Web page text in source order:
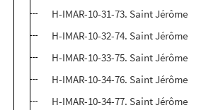
H-IMAR-10-31-73. Saint Jérôme
H-IMAR-10-32-74. Saint Jérôme
H-IMAR-10-33-75. Saint Jérôme
H-IMAR-10-34-76. Saint Jérôme
H-IMAR-10-34-77. Saint Jérôme